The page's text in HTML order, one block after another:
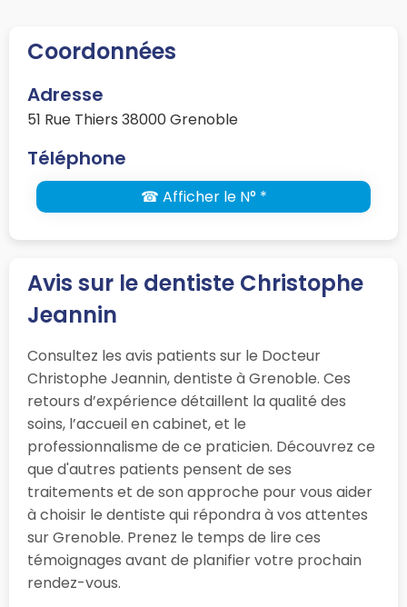
Coordonnées
Adresse
51 Rue Thiers 38000 Grenoble
Téléphone
☎ Afficher le N° *
Avis sur le dentiste Christophe
Jeannin
Consultez les avis patients sur le Docteur
Christophe Jeannin, dentiste à Grenoble. Ces
retours d’expérience détaillent la qualité des
soins, l’accueil en cabinet, et le
professionnalisme de ce praticien. Découvrez ce
que d'autres patients pensent de ses
traitements et de son approche pour vous aider
à choisir le dentiste qui répondra à vos attentes
sur Grenoble. Prenez le temps de lire ces
témoignages avant de planifier votre prochain
rendez-vous.